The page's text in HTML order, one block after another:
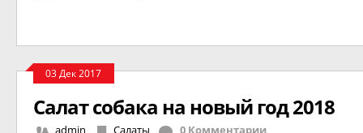
03 Дек 2017
Салат собака на новый год 2018
admin Салаты 0 Комментарии